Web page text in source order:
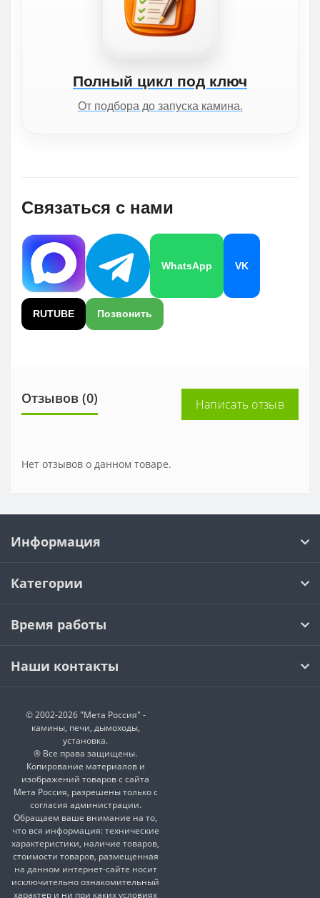
Полный цикл под ключ
От подбора до запуска камина.
Связаться с нами
WhatsApp VK
RUTUBE Позвонить
Отзывов (0) Написать отзыв
Нет отзывов о данном товаре.
Информация
Категории
Время работы
Наши контакты
© 2002-2026 "Мета Россия" -
камины, печи, дымоходы,
установка.
® Все права защищены.
Копирование материалов и
изображений товаров с сайта
Мета Россия, разрешены только с
согласия администрации.
Обращаем ваше внимание на то,
что вся информация: технические
характеристики, наличие товаров,
стоимости товаров, размещенная
на данном интернет-сайте носит
исключительно ознакомительный
характер и ни при каких условиях